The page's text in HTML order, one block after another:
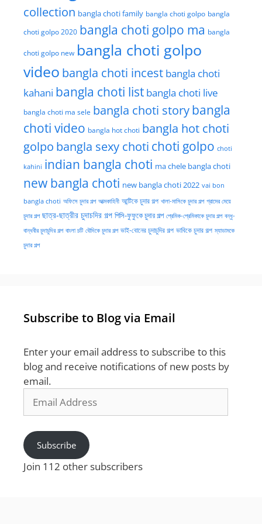
collection bangla choti family bangla choti golpo bangla
choti golpo 2020 bangla choti golpo ma bangla
choti golpo new bangla choti golpo
video bangla choti incest bangla choti
kahani bangla choti list bangla choti live
bangla choti ma sele bangla choti storybangla
choti video bangla hot choti bangla hot choti
golpo bangla sexy choti choti golpo choti
kahini indian bangla choti ma chele bangla choti
new bangla choti new bangla choti 2022 vai bon
bangla choti অফিসে চুদার গল্প আত্মকাহিনী আন্টিকে চুদার গল্প খালা-মাসিকে চুদার গল্প গ্রামের মেয়ে
চুদার গল্প ছাত্র-ছাত্রীর চুদাচদির গল্প পিসি-ফুফুকে চুদার গল্প প্রেমিক-প্রেমিকাকে চুদার গল্প বন্ধু-
বান্ধবীর চুদাচুদির গল্প বাংলা চটি বৌদিকে চুদার গল্প ভাই-বোনের চুদাচুদির গল্প ভাবিকে চুদার গল্প ম্যাডামকে
চুদার গল্প
Subscribe to Blog via Email
Enter your email address to subscribe to this
blog and receive notifications of new posts by
email.
Address
Subscribe
Join 112 other subscribers